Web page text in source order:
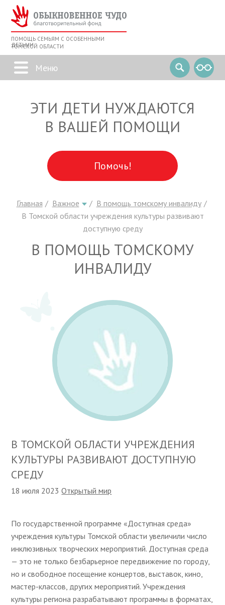
ПОМОЩЬ СЕМЬЯМ С ОСОБЕННЫМИ
ДЕТЬМИ
ТОМСКОЙ ОБЛАСТИ
ЭТИ ДЕТИ НУЖДАЮТСЯ
В ВАШЕЙ ПОМОЩИ
Помочь!
Главная Важное
В помощь томскому инвалиду
В Томской области учреждения культуры развивают
доступную среду
В ПОМОЩЬ ТОМСКОМУ
ИНВАЛИДУ
В ТОМСКОЙ ОБЛАСТИ УЧРЕЖДЕНИЯ
КУЛЬТУРЫ РАЗВИВАЮТ ДОСТУПНУЮ
СРЕДУ
18 июля 2023Открытый мир
По государственной программе «Доступная среда»
учреждения культуры Томской области увеличили число
инклюзивных творческих мероприятий. Доступная среда
— это не только безбарьерное передвижение по городу,
но и свободное посещение концертов, выставок, кино,
мастер-классов, других мероприятий. Учреждения
культуры региона разрабатывают программы в форматах,